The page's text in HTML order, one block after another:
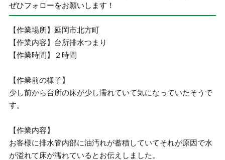
ぜひフォローをお願いします！
【作業場所】延岡市北方町
【作業内容】台所排水つまり
【作業時間】２時間
【作業前の様子】
少し前から台所の床が少し濡れていて気になっていたそうで
す。
【作業内容】
お客様に排水管内部に油汚れが蓄積していてそれが原因で水
が溢れて床が濡れているとお伝えしました。